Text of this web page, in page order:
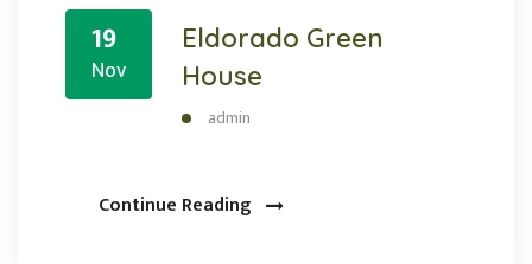
19
Nov
Eldorado Green
House
admin
Continue Reading